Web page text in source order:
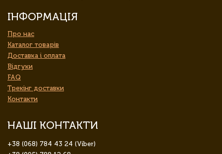
ІНФОРМАЦІЯ
Про нас
Каталог товарів
Доставка і оплата
Відгуки
FAQ
Трекінг доставки
Контакти
НАШІ КОНТАКТИ
+38 (068) 784 43 24 (Viber)